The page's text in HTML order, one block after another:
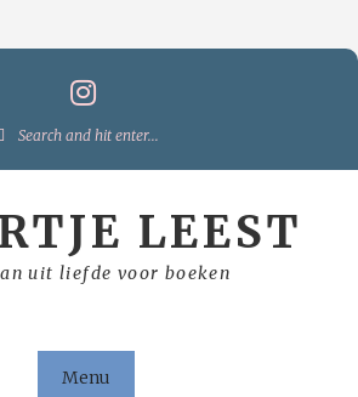
Search
LEEST
uit liefde voor boeken
Menu